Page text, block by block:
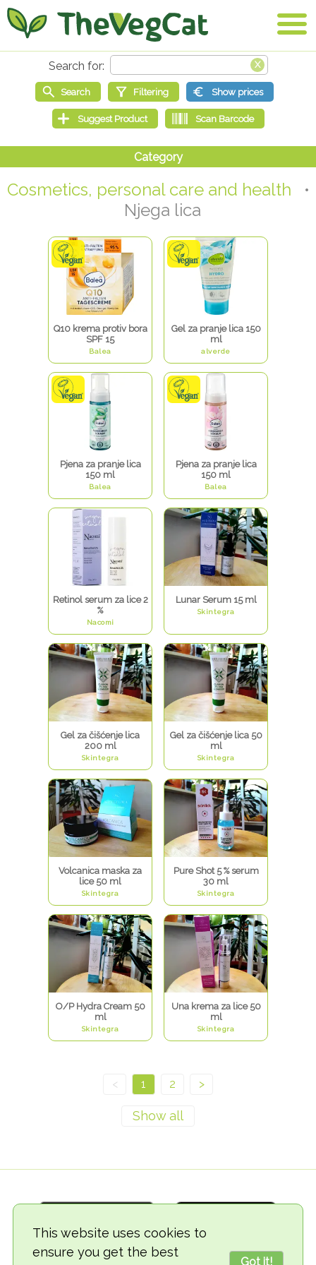
This website uses cookies to
ensure you get the best
Got it!
Cosmetics, personal care and health •
Njega lica
Q10 krema protiv bora
SPF 15
Balea
Gel za pranje lica 150
ml
alverde
Pjena za pranje lica
150 ml
Balea
Pjena za pranje lica
150 ml
Balea
Retinol serum za lice 2
%
Nacomi
Lunar Serum 15 ml
Skintegra
Gel za čišćenje lica
200 ml
Skintegra
Gel za čišćenje lica 50
ml
Skintegra
Volcanica maska za
lice 50 ml
Skintegra
Pure Shot 5 % serum
30 ml
Skintegra
O/P Hydra Cream 50
ml
Skintegra
Una krema za lice 50
ml
Skintegra
< 1 2 >